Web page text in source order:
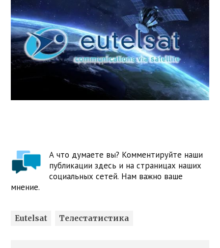
А что думаете вы? Комментируйте наши
публикации здесь и на страницах наших
социальных сетей. Нам важно ваше
мнение.
Eutelsat Телестатистика